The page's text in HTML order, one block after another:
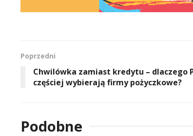
Poprzedni
Chwilówka zamiast kredytu – dlaczego
częściej wybierają firmy pożyczkowe?
Podobne